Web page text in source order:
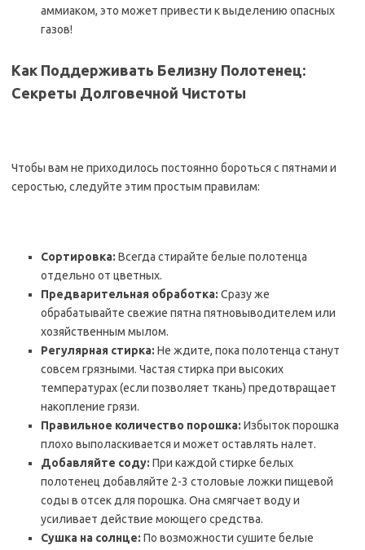
аммиаком, это может привести к выделению опасных
газов!
Как Поддерживать Белизну Полотенец:
Секреты Долговечной Чистоты
Чтобы вам не приходилось постоянно бороться с пятнами и
серостью, следуйте этим простым правилам:
Сортировка: Всегда стирайте белые полотенца
отдельно от цветных.
Предварительная обработка: Сразу же
обрабатывайте свежие пятна пятновыводителем или
хозяйственным мылом.
Регулярная стирка: Не ждите, пока полотенца станут
совсем грязными. Частая стирка при высоких
температурах (если позволяет ткань) предотвращает
накопление грязи.
Правильное количество порошка: Избыток порошка
плохо выполаскивается и может оставлять налет.
Добавляйте соду: При каждой стирке белых
полотенец добавляйте 2-3 столовые ложки пищевой
соды в отсек для порошка. Она смягчает воду и
усиливает действие моющего средства.
Сушка на солнце: По возможности сушите белые